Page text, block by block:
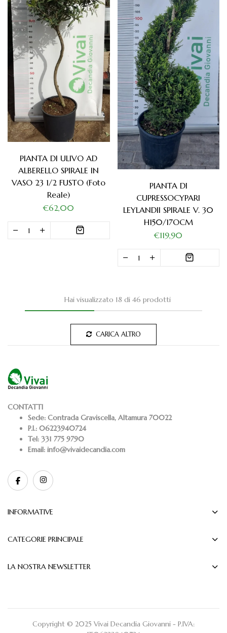
PIANTA DI ULIVO AD
ALBERELLO SPIRALE IN
VASO 23 1/2 FUSTO (foto
Reale)
€62,00
PIANTA DI
CUPRESSOCYPARI
LEYLANDII SPIRALE V. 30
H150/17OCM
€119,90
Hai visualizzato 18 di 46 prodotti
CARICA ALTRO
CONTATTI
Sede: Contrada Graviscella, Altamura 70022
P.I.: 06223940724
Tel: 331 775 9790
Email: info@vivaidecandia.com
INFORMATIVE
CATEGORIE PRINCIPALE
LA NOSTRA NEWSLETTER
Copyright © 2025 Vivai Decandia Giovanni - P.IVA: